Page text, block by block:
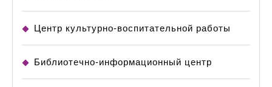
Центр культурно-воспитательной работы
Библиотечно-информационный центр